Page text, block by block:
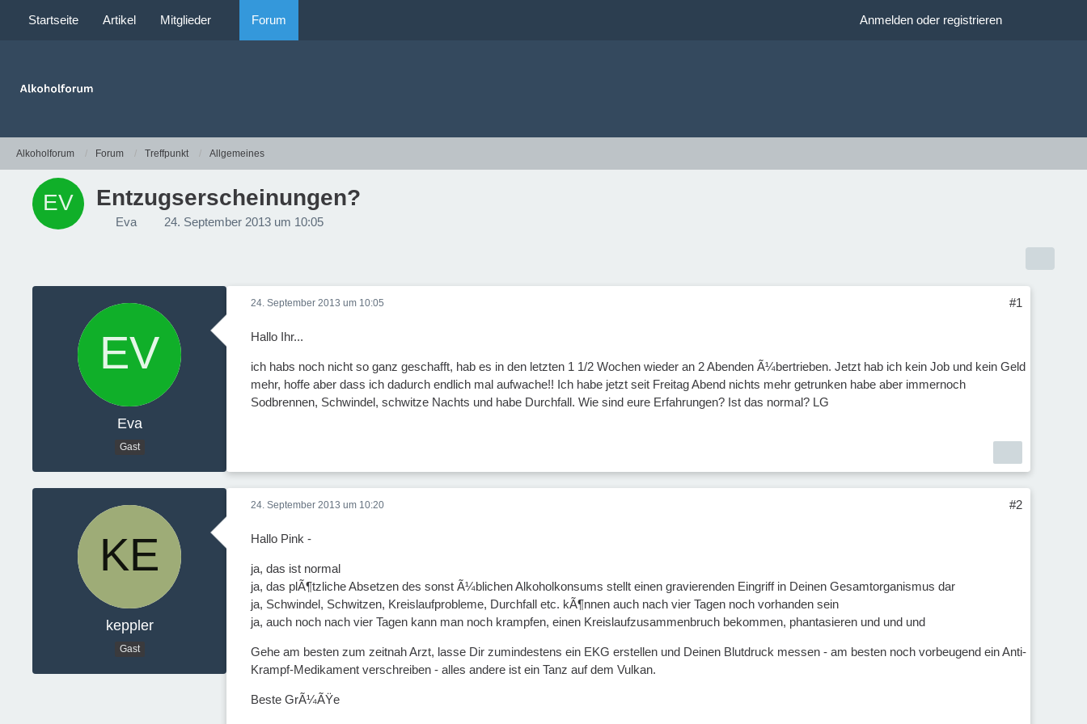
Startseite Artikel Mitglieder Forum Anmelden oder registrieren
Alkoholforum Forum Treffpunkt Allgemeines
Entzugserscheinungen?
Eva 24. September 2013 um 10:05
Eva
Gast
24. September 2013 um 10:05 #1
Hallo Ihr...
ich habs noch nicht so ganz geschafft, hab es in den letzten 1 1/2 Wochen wieder an 2 Abenden Ã¼bertrieben. Jetzt hab ich kein Job und kein Geld
mehr, hoffe aber dass ich dadurch endlich mal aufwache!! Ich habe jetzt seit Freitag Abend nichts mehr getrunken habe aber immernoch
Sodbrennen, Schwindel, schwitze Nachts und habe Durchfall. Wie sind eure Erfahrungen? Ist das normal? LG
keppler
Gast
24. September 2013 um 10:20 #2
Hallo Pink -
ja, das ist normal
ja, das plÃ¶tzliche Absetzen des sonst Ã¼blichen Alkoholkonsums stellt einen gravierenden Eingriff in Deinen Gesamtorganismus dar
ja, Schwindel, Schwitzen, Kreislaufprobleme, Durchfall etc. kÃ¶nnen auch nach vier Tagen noch vorhanden sein
ja, auch noch nach vier Tagen kann man noch krampfen, einen Kreislaufzusammenbruch bekommen, phantasieren und und und
Gehe am besten zum zeitnah Arzt, lasse Dir zumindestens ein EKG erstellen und Deinen Blutdruck messen - am besten noch vorbeugend ein Anti-
Krampf-Medikament verschreiben - alles andere ist ein Tanz auf dem Vulkan.
Beste GrÃ¼ÃŸe